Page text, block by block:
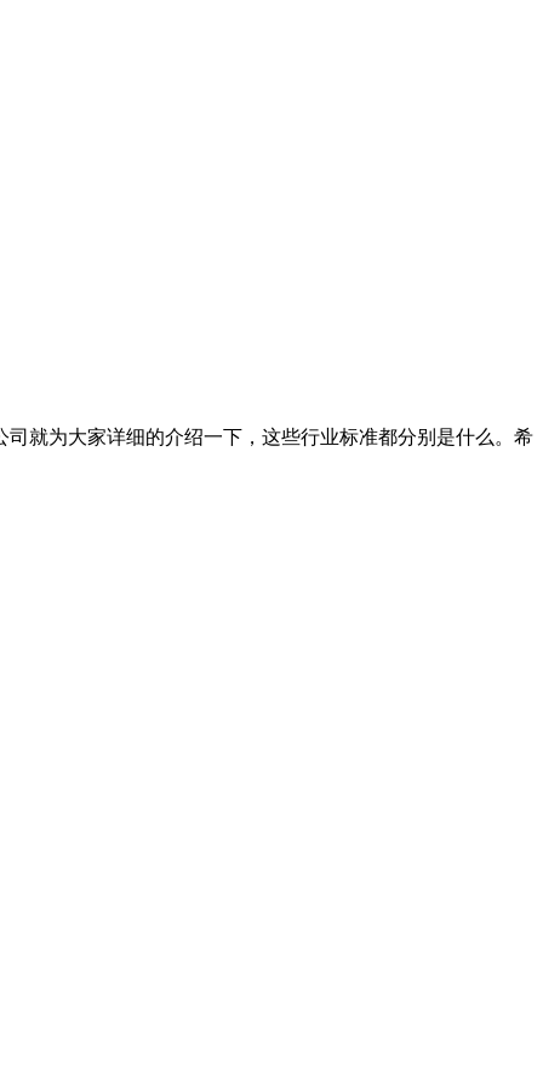
就为大家详细的介绍一下，这些行业标准都分别是什么。希